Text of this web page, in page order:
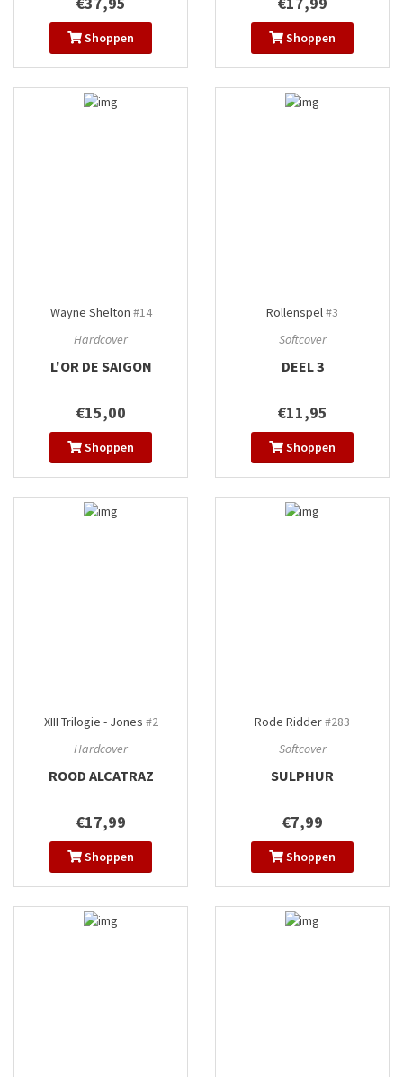
Shoppen Shoppen
Wayne Shelton #14
Hardcover
L'OR DE SAIGON
€15,00
Shoppen
Rollenspel#3
Softcover
DEEL 3
€11,95
Shoppen
XIII Trilogie - Jones #2
Hardcover
ROOD ALCATRAZ
€17,99
Shoppen
Rode Ridder#283
Softcover
SULPHUR
€7,99
Shoppen